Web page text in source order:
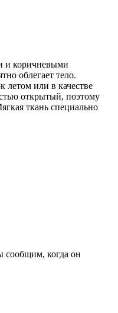
и коричневыми
облегает тело.
летом или в качестве
открытый, поэтому
ткань специально
сообщим, когда он